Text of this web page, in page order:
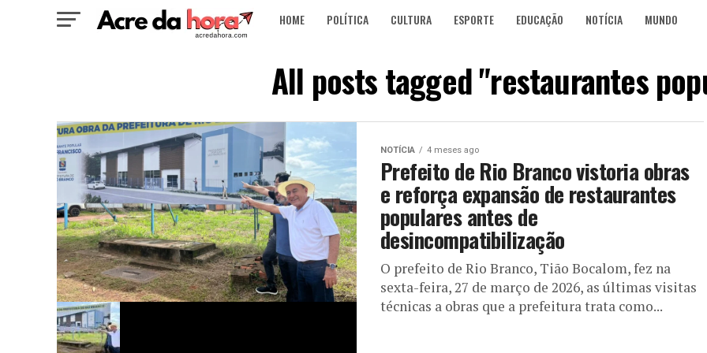
HOME POLÍTICA CULTURA ESPORTE EDUCAÇÃO NOTÍCIA MUNDO
All posts tagged "restaurantes
NOTÍCIA 4 meses ago
Prefeito de Rio Branco vistoria obras
e reforça expansão de restaurantes
populares antes de
desincompatibilização
O prefeito de Rio Branco, Tião Bocalom, fez na
sexta-feira, 27 de março de 2026, as últimas visitas
técnicas a obras que a prefeitura trata como...